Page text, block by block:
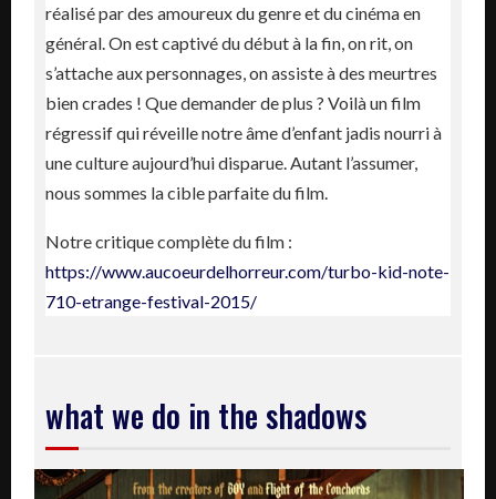
réalisé par des amoureux du genre et du cinéma en
général. On est captivé du début à la fin, on rit, on
s’attache aux personnages, on assiste à des meurtres
bien crades ! Que demander de plus ? Voilà un film
régressif qui réveille notre âme d’enfant jadis nourri à
une culture aujourd’hui disparue. Autant l’assumer,
nous sommes la cible parfaite du film.
Notre critique complète du film :
https://www.aucoeurdelhorreur.com/turbo-kid-note-
710-etrange-festival-2015/
what we do in the shadows